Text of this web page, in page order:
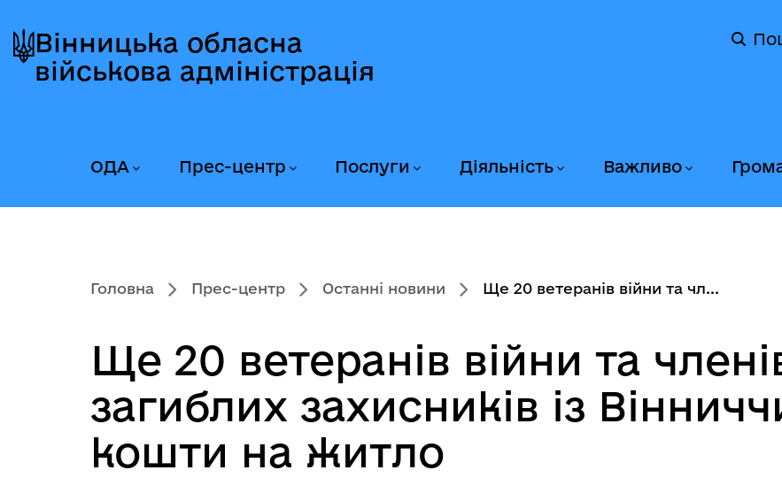
до
головного
до
головного
вмісту
до
головного
колонтитула
Вінницька обласна
військова адміністрація
ОДА Прес-центр Послуги Діяльність Важливо
Головна Прес-центр Останні новини Ще 20 ветеранів війни та чл...
Ще 20 ветеранів війни та
загиблих захисників із
кошти на житло